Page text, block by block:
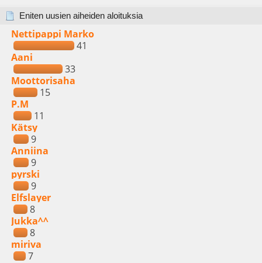
Eniten uusien aiheiden aloituksia
Nettipappi Marko
41
Aani
33
Moottorisaha
15
P.M
11
Kätsy
9
Anniina
9
pyrski
9
Elfslayer
8
Jukka^^
8
miriva
7